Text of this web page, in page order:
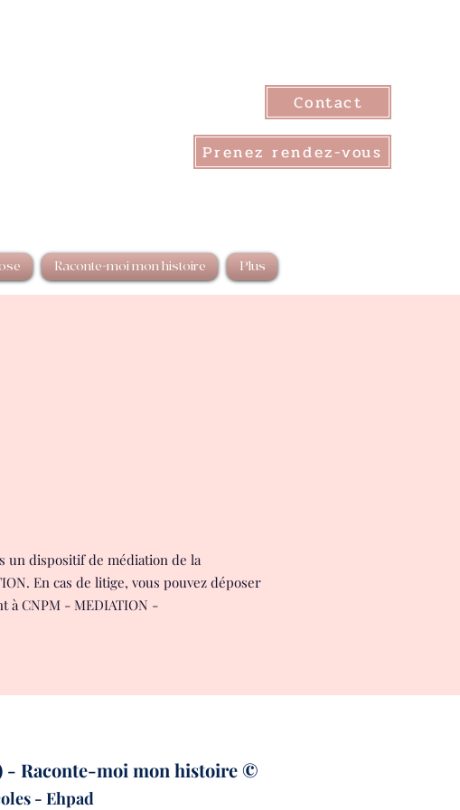
Contact
Prenez rendez-vous
Raconte-moi mon histoire Plus
un dispositif de médiation de la
En cas de litige, vous pouvez déposer
à CNPM - MEDIATION -
- Raconte-moi mon histoire ©
- Ehpad